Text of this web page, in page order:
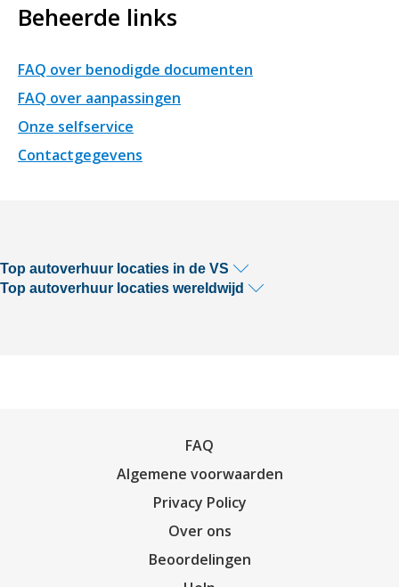
Beheerde links
FAQ over benodigde documenten
FAQ over aanpassingen
Onze selfservice
Contactgegevens
Top autoverhuur locaties in de VS
Top autoverhuur locaties wereldwijd
FAQ
Algemene voorwaarden
Privacy Policy
Over ons
Beoordelingen